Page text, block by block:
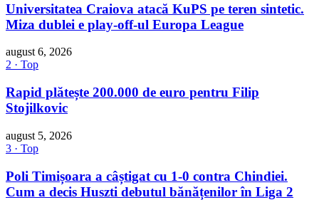
Universitatea Craiova atacă KuPS pe teren sintetic.
Miza dublei e play-off-ul Europa League
august 6, 2026
2 · Top
Rapid plătește 200.000 de euro pentru Filip
Stojilkovic
august 5, 2026
3 · Top
Poli Timișoara a câștigat cu 1-0 contra Chindiei.
Cum a decis Huszti debutul bănățenilor în Liga 2